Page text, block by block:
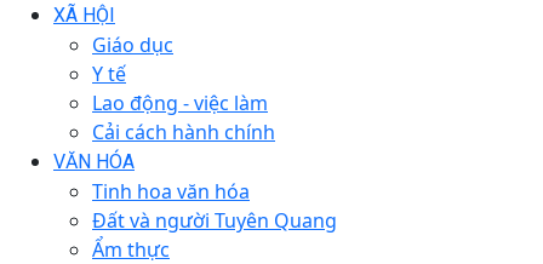
XÃ HỘI
Giáo dục
Y tế
Lao động - việc làm
Cải cách hành chính
VĂN HÓA
Tinh hoa văn hóa
Đất và người Tuyên Quang
Ẩm thực